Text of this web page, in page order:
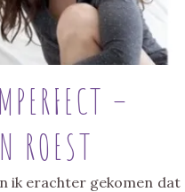
–
ROEST
ik erachter gekomen dat